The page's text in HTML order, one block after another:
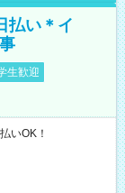
払い＊イ
生歓迎
いOK！